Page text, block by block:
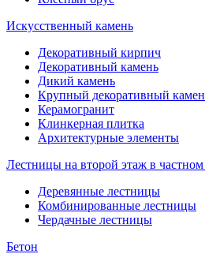
Искусственный камень
Декоративный кирпич
Декоративный камень
Дикий камень
Крупный декоративный
Керамогранит
Клинкерная плитка
Архитектурные элементы
Лестницы на второй этаж в
Деревянные лестницы
Комбинированные лестницы
Чердачные лестницы
Бетон